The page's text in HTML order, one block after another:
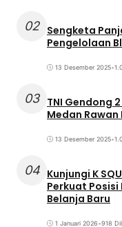
02 Sengketa
Pengelolaan
13 Desember 2025•
03 TNI Gendong
Medan
13 Desember 2025•
04 Kunjungi K
Perkuat
Belanja Baru
1 Januari 2026•918